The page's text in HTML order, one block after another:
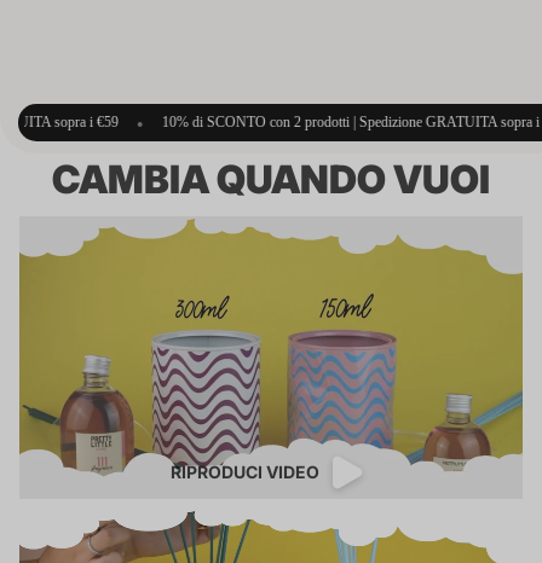
10% di SCONTO con 2 prodotti | Spedizione GRATUITA sopra i €59 • 10% di
CAMBIA QUANDO VUOI
RIPRODUCI VIDEO